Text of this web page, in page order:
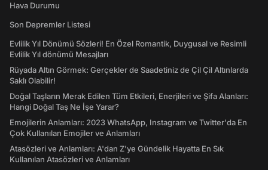
Hava Durumu
Son Depremler Listesi
Evlilik Yıl Dönümü Sözleri! En Özel Romantik, Duygusal ve Resimli
Evlilik Yıl dönümü Mesajları
Rüyada Altın Görmek: Gerçekler de Saadetiniz de Çil Çil Altınlarda
Saklı Olabilir!
Doğal Taşların Merak Edilen Tüm Etkileri, Enerjileri ve Şifa Alanları:
Hangi Doğal Taş Ne İşe Yarar?
Emojilerin Anlamları: 2023 WhatsApp, Instagram ve Twitter'da En
Çok Kullanılan Emojiler ve Anlamları
Atasözleri ve Anlamları: A'dan Z'ye Gündelik Hayatta En Sık
Kullanılan Atasözleri ve Anlamları